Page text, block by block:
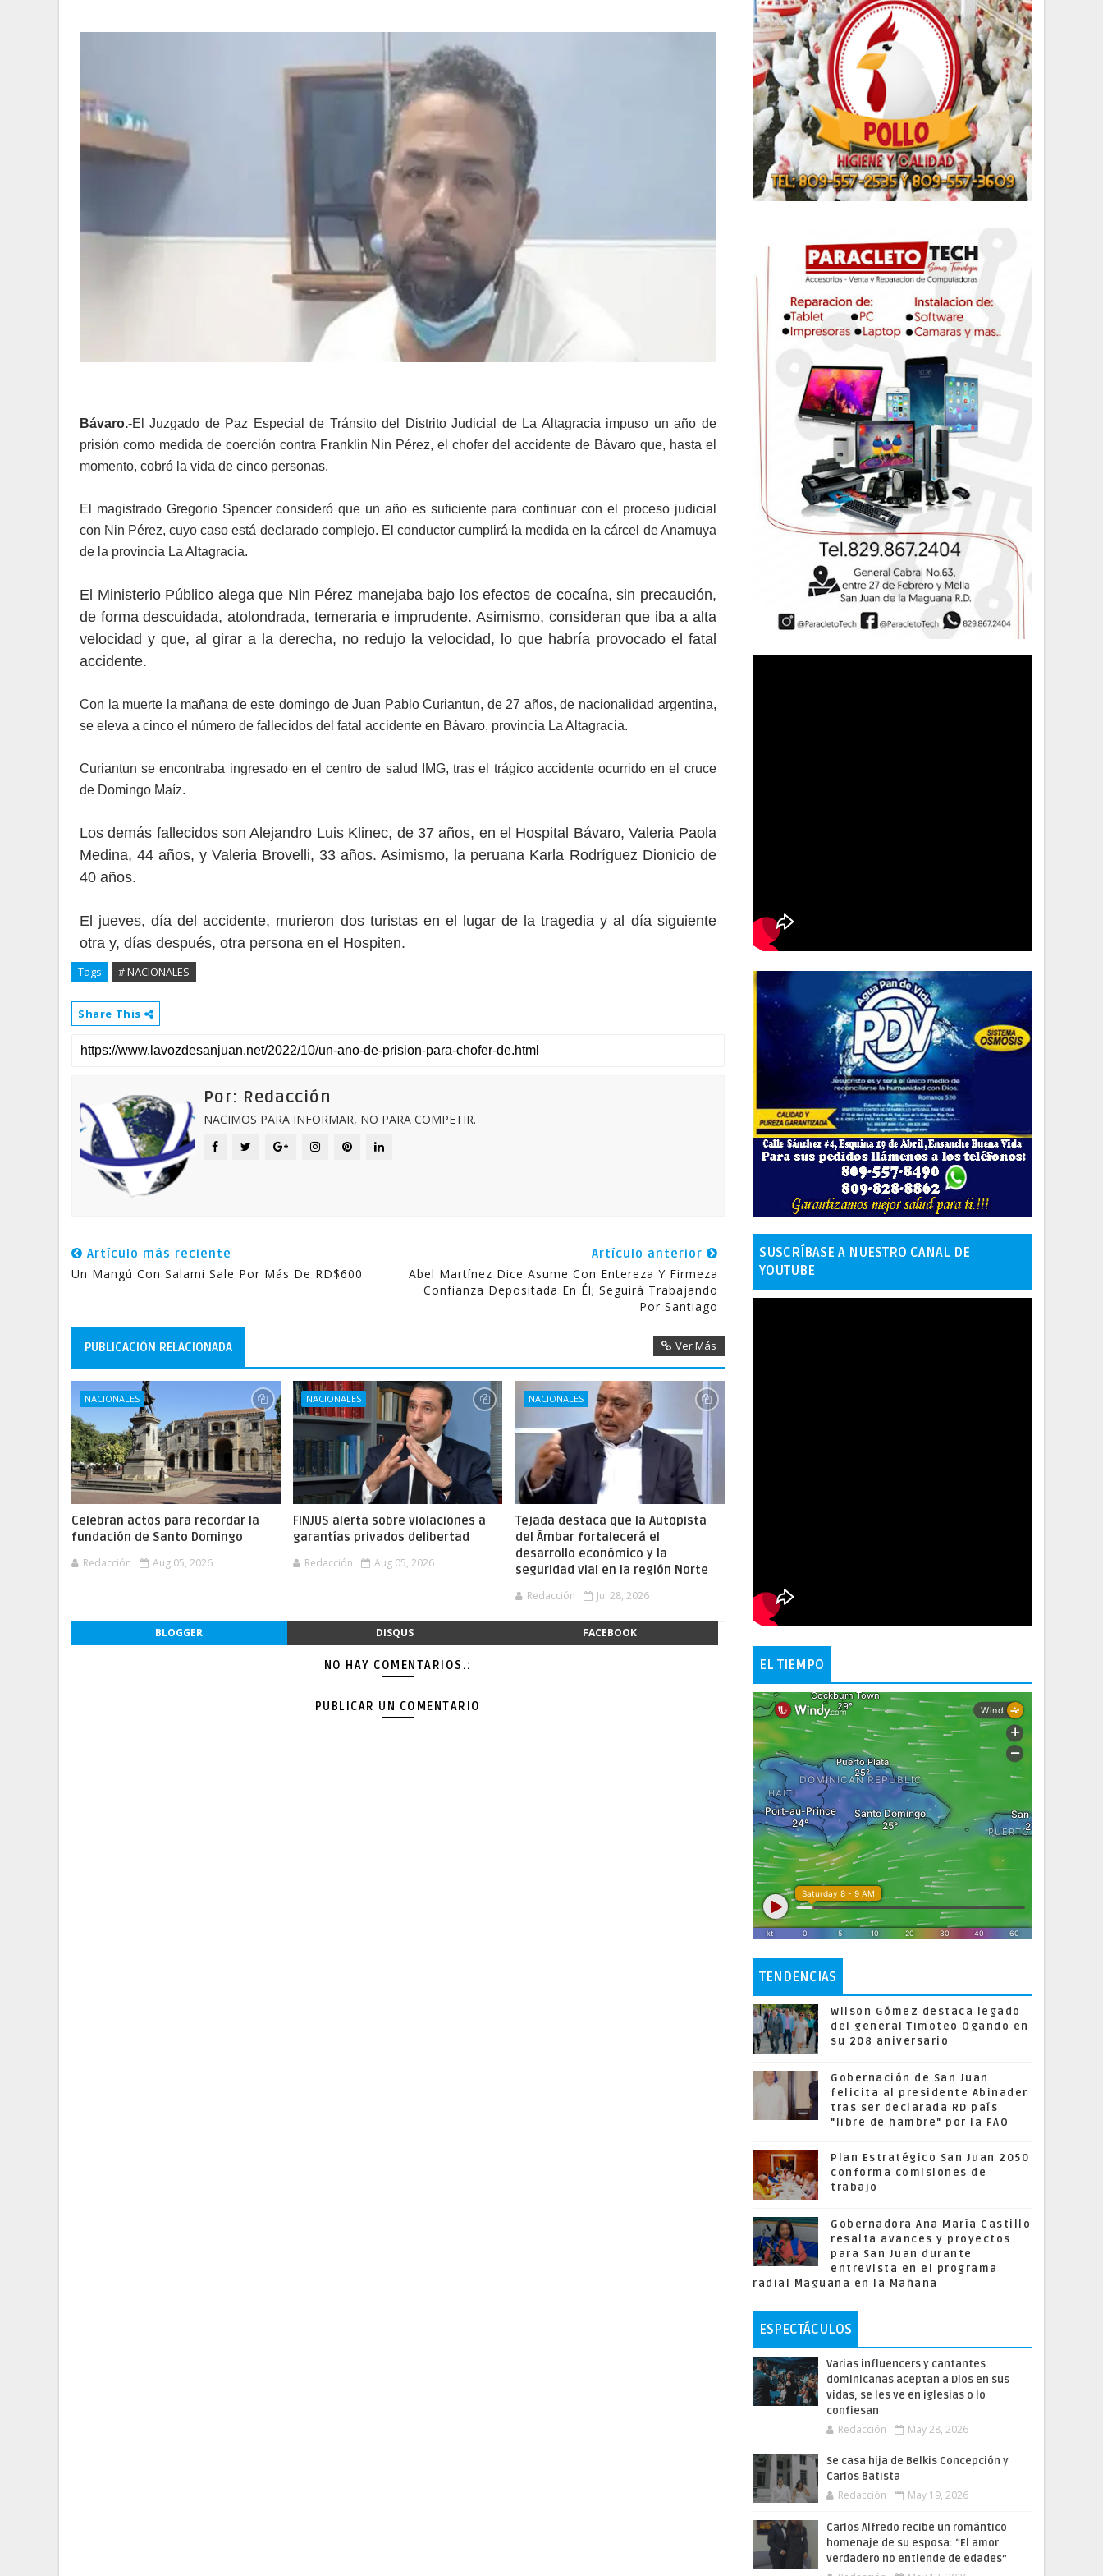
Bávaro.-El Juzgado de Paz Especial de Tránsito del Distrito Judicial de La Altagracia impuso un año de
prisión como medida de coerción contra Franklin Nin Pérez, el chofer del accidente de Bávaro que, hasta el
momento, cobró la vida de cinco personas.
El magistrado Gregorio Spencer consideró que un año es suficiente para continuar con el proceso judicial
con Nin Pérez, cuyo caso está declarado complejo. El conductor cumplirá la medida en la cárcel de Anamuya
de la provincia La Altagracia.
El Ministerio Público alega que Nin Pérez manejaba bajo los efectos de cocaína, sin precaución,
de forma descuidada, atolondrada, temeraria e imprudente. Asimismo, consideran que iba a alta
velocidad y que, al girar a la derecha, no redujo la velocidad, lo que habría provocado el fatal
accidente.
Con la muerte la mañana de este domingo de Juan Pablo Curiantun, de 27 años, de nacionalidad argentina,
se eleva a cinco el número de fallecidos del fatal accidente en Bávaro, provincia La Altagracia.
Curiantun se encontraba ingresado en el centro de salud IMG, tras el trágico accidente ocurrido en el cruce
de Domingo Maíz.
Los demás fallecidos son Alejandro Luis Klinec, de 37 años, en el Hospital Bávaro, Valeria Paola
Medina, 44 años, y Valeria Brovelli, 33 años. Asimismo, la peruana Karla Rodríguez Dionicio de
40 años.
El jueves, día del accidente, murieron dos turistas en el lugar de la tragedia y al día siguiente
otra y, días después, otra persona en el Hospiten.
Tags # NACIONALES
Share This
Por: Redacción
NACIMOS PARA INFORMAR, NO PARA COMPETIR.
Artículo más reciente
Un Mangú Con Salami Sale Por Más De RD$600
Artículo anterior
Abel Martínez Dice Asume Con Entereza Y Firmeza
Confianza Depositada En Él; Seguirá Trabajando
Por Santiago
PUBLICACIÓN RELACIONADA Ver Más
NACIONALES
Celebran actos para recordar la
fundación de Santo Domingo
Redacción Aug 05, 2026
NACIONALES
FINJUS alerta sobre violaciones a
garantías privados delibertad
Redacción Aug 05, 2026
NACIONALES
Tejada destaca que la Autopista
del Ámbar fortalecerá el
desarrollo económico y la
seguridad vial en la región Norte
Redacción Jul 28, 2026
BLOGGER DISQUS FACEBOOK
NO HAY COMENTARIOS.:
PUBLICAR UN COMENTARIO
SUSCRÍBASE A NUESTRO CANAL DE
YOUTUBE
EL TIEMPO
TENDENCIAS
Wilson Gómez destaca legado
del general Timoteo Ogando en
su 208 aniversario
Gobernación de San Juan
felicita al presidente Abinader
tras ser declarada RD país
"libre de hambre" por la FAO
Plan Estratégico San Juan 2050
conforma comisiones de
trabajo
Gobernadora Ana María Castillo
resalta avances y proyectos
para San Juan durante
entrevista en el programa
radial Maguana en la Mañana
ESPECTÁCULOS
Varias influencers y cantantes
dominicanas aceptan a Dios en sus
vidas, se les ve en iglesias o lo
confiesan
Redacción May 28, 2026
Se casa hija de Belkis Concepción y
Carlos Batista
Redacción May 19, 2026
Carlos Alfredo recibe un romántico
homenaje de su esposa: “El amor
verdadero no entiende de edades”